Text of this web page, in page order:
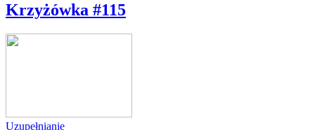
Krzyżówka #115
Uzupełnianie